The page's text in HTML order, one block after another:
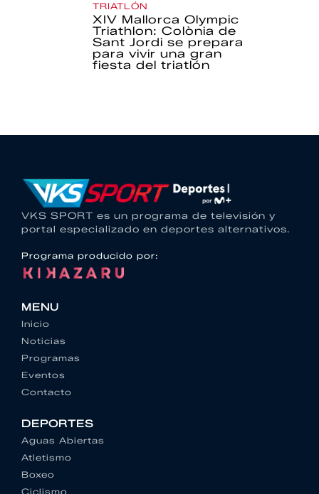
TRIATLÓN
XIV Mallorca Olympic
Triathlon: Colònia de
Sant Jordi se prepara
para vivir una gran
fiesta del triatlón
VKS SPORT es un programa de televisión y
portal especializado en deportes alternativos.
Programa producido por:
MENU
Inicio
Noticias
Programas
Eventos
Contacto
DEPORTES
Aguas Abiertas
Atletismo
Boxeo
Ciclismo